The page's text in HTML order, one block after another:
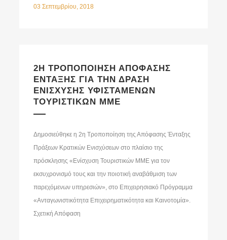
03 Σεπτεμβρίου, 2018
2Η ΤΡΟΠΟΠΟΙΗΣΗ ΑΠΟΦΑΣΗΣ
ΕΝΤΑΞΗΣ ΓΙΑ ΤΗΝ ΔΡΑΣΗ
ΕΝΙΣΧΥΣΗΣ ΥΦΙΣΤΑΜΕΝΩΝ
ΤΟΥΡΙΣΤΙΚΩΝ ΜΜΕ
Δημοσιεύθηκε η 2η Τροποποίηση της Απόφασης Ένταξης
Πράξεων Κρατικών Ενισχύσεων στο πλαίσιο της
πρόσκλησης «Ενίσχυση Τουριστικών ΜΜΕ για τον
εκσυχρονισμό τους και την ποιοτική αναβάθμιση των
παρεχόμενων υπηρεσιών», στο Επιχειρησιακό Πρόγραμμα
«Ανταγωνιστικότητα Επιχειρηματικότητα και Καινοτομία».
Σχετική Απόφαση